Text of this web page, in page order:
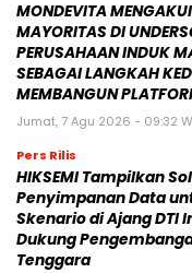
MONDEVITA
MAYORITAS DI
PERUSAHAAN INDUK
SEBAGAI LANGKAH
MEMBANGUN
Jumat, 7 Agu 2026 - 09:32
Pers Rilis
HIKSEMI Tampilkan
Penyimpanan Data
Skenario di Ajang DTI
Dukung
Tenggara